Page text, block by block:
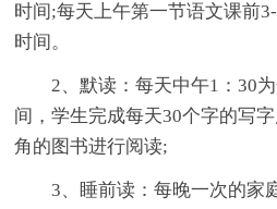
时间;每天上午第一节语文课前
时间。
2、默读：每天中午1：30
间，学生完成每天30个字的写
角的图书进行阅读;
3、睡前读：每晚一次的家